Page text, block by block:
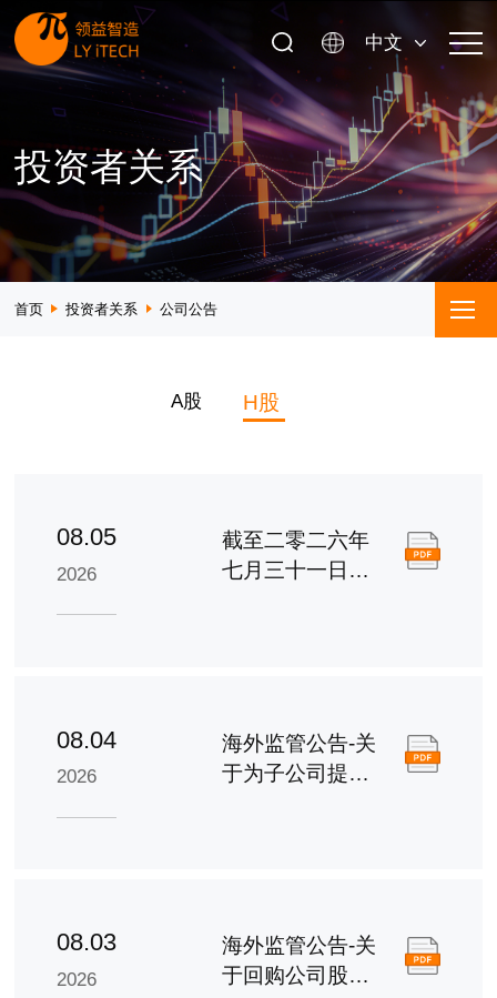
中文
投资者关系
首页 投资者关系 公司公告
A股 H股
08.05
2026
截至二零二六年
七月三十一日止
08.04
2026
海外监管公告-关
于为子公司提供
08.03
2026
海外监管公告-关
于回购公司股份